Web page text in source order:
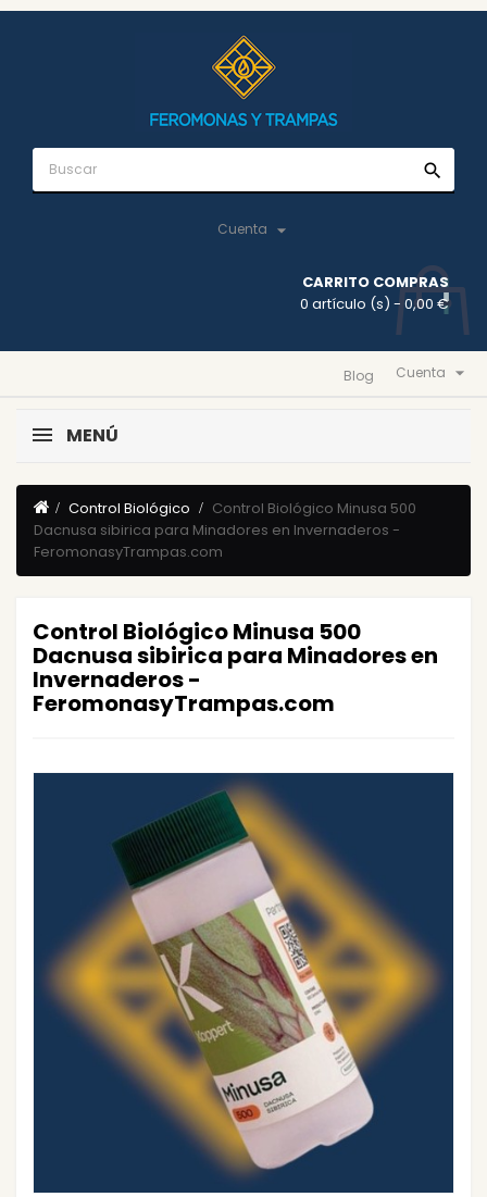
search
Cuenta 
CARRITO COMPRAS
0 artículo (s) - 0,00 €
Cuenta 
Blog
MENÚ
Control Biológico
Control Biológico Minusa 500
Dacnusa sibirica para Minadores en Invernaderos -
FeromonasyTrampas.com
Control Biológico Minusa 500
Dacnusa sibirica para Minadores en
Invernaderos -
FeromonasyTrampas.com